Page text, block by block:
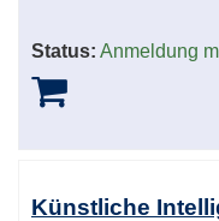
Status: Anmeldung
Künstliche